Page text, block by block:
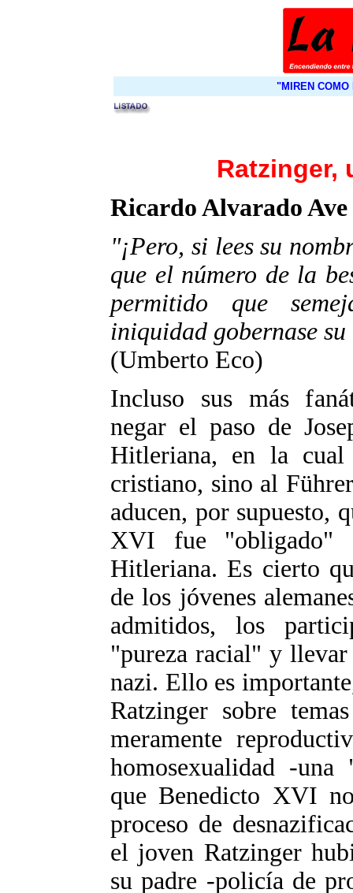
"MIREN COMO
Ratzinger,
Ricardo Alvarado
"¡Pero, si lees su
que el número de la
permitido que
iniquidad gobernase
(Umberto Eco)
Incluso sus más
negar el paso de
Hitleriana, en la
cristiano, sino al
aducen, por supuesto,
XVI fue "obligado"
Hitleriana. Es cierto
de los jóvenes
admitidos, los
"pureza racial" y
nazi. Ello es
Ratzinger sobre
meramente
homosexualidad -una
que Benedicto XVI
proceso de
el joven Ratzinger
su padre -policía de